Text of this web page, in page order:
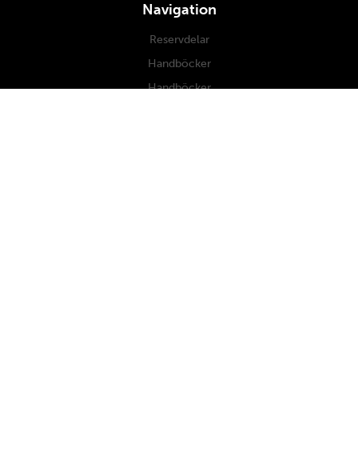
Navigation
Reservdelar
Handböcker
Handböcker